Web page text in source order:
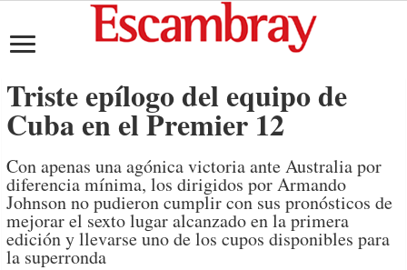
Triste epílogo del equipo de
Cuba en el Premier 12
Con apenas una agónica victoria ante Australia por
diferencia mínima, los dirigidos por Armando
Johnson no pudieron cumplir con sus pronósticos de
mejorar el sexto lugar alcanzado en la primera
edición y llevarse uno de los cupos disponibles para
la superronda